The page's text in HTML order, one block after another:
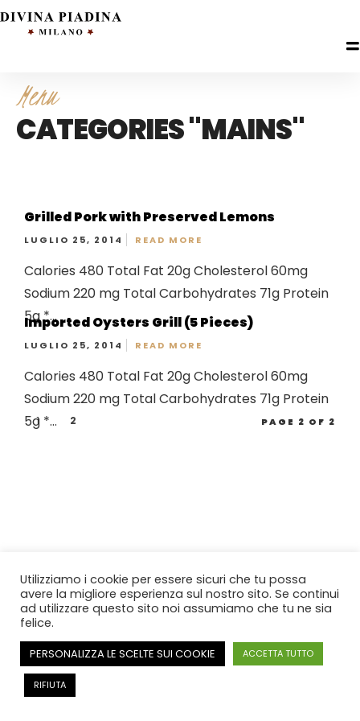
Menu
CATEGORIES "MAINS"
Grilled Pork with Preserved Lemons
LUGLIO 25, 2014 READ MORE
Calories 480 Total Fat 20g Cholesterol 60mg
Sodium 220 mg Total Carbohydrates 71g Protein
5g *...
Imported Oysters Grill (5 Pieces)
LUGLIO 25, 2014 READ MORE
Calories 480 Total Fat 20g Cholesterol 60mg
Sodium 220 mg Total Carbohydrates 71g Protein
5g *...
1 2 PAGE 2 OF 2
Utilizziamo i cookie per essere sicuri che tu possa
avere la migliore esperienza sul nostro sito. Se continui
ad utilizzare questo sito noi assumiamo che tu ne sia
felice.
PERSONALIZZA LE SCELTE SUI COOKIE ACCETTA TUTTO
RIFIUTA